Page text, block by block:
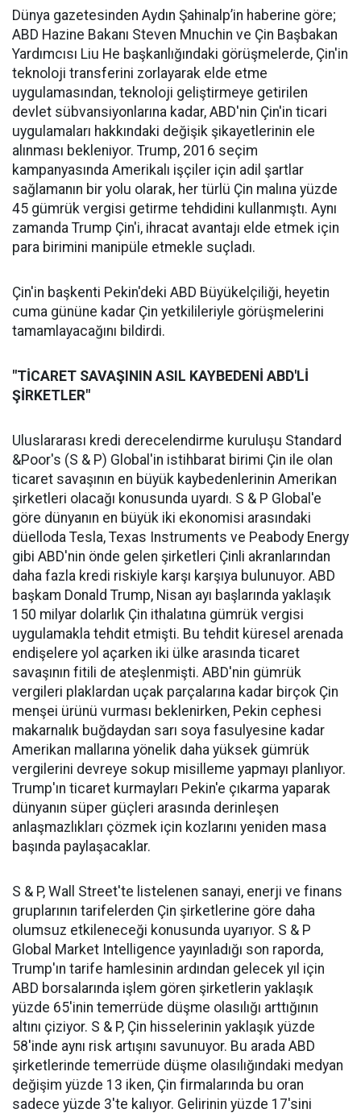
Dünya gazetesinden Aydın Şahinalp’in haberine göre;
ABD Hazine Bakanı Steven Mnuchin ve Çin Başbakan
Yardımcısı Liu He başkanlığındaki görüşmelerde, Çin'in
teknoloji transferini zorlayarak elde etme
uygulamasından, teknoloji geliştirmeye getirilen
devlet sübvansiyonlarına kadar, ABD'nin Çin'in ticari
uygulamaları hakkındaki değişik şikayetlerinin ele
alınması bekleniyor. Trump, 2016 seçim
kampanyasında Amerikalı işçiler için adil şartlar
sağlamanın bir yolu olarak, her türlü Çin malına yüzde
45 gümrük vergisi getirme tehdidini kullanmıştı. Aynı
zamanda Trump Çin'i, ihracat avantajı elde etmek için
para birimini manipüle etmekle suçladı.
Çin'in başkenti Pekin'deki ABD Büyükelçiliği, heyetin
cuma gününe kadar Çin yetkilileriyle görüşmelerini
tamamlayacağını bildirdi.
"TİCARET SAVAŞININ ASIL KAYBEDENİ ABD'Lİ
ŞİRKETLER"
Uluslararası kredi derecelendirme kuruluşu Standard
&Poor's (S & P) Global'in istihbarat birimi Çin ile olan
ticaret savaşının en büyük kaybedenlerinin Amerikan
şirketleri olacağı konusunda uyardı. S & P Global'e
göre dünyanın en büyük iki ekonomisi arasındaki
düelloda Tesla, Texas Instruments ve Peabody Energy
gibi ABD'nin önde gelen şirketleri Çinli akranlarından
daha fazla kredi riskiyle karşı karşıya bulunuyor. ABD
başkam Donald Trump, Nisan ayı başlarında yaklaşık
150 milyar dolarlık Çin ithalatına gümrük vergisi
uygulamakla tehdit etmişti. Bu tehdit küresel arenada
endişelere yol açarken iki ülke arasında ticaret
savaşının fitili de ateşlenmişti. ABD'nin gümrük
vergileri plaklardan uçak parçalarına kadar birçok Çin
menşei ürünü vurması beklenirken, Pekin cephesi
makarnalık buğdaydan sarı soya fasulyesine kadar
Amerikan mallarına yönelik daha yüksek gümrük
vergilerini devreye sokup misilleme yapmayı planlıyor.
Trump'ın ticaret kurmayları Pekin'e çıkarma yaparak
dünyanın süper güçleri arasında derinleşen
anlaşmazlıkları çözmek için kozlarını yeniden masa
başında paylaşacaklar.
S & P, Wall Street'te listelenen sanayi, enerji ve finans
gruplarının tarifelerden Çin şirketlerine göre daha
olumsuz etkileneceği konusunda uyarıyor. S & P
Global Market Intelligence yayınladığı son raporda,
Trump'ın tarife hamlesinin ardından gelecek yıl için
ABD borsalarında işlem gören şirketlerin yaklaşık
yüzde 65'inin temerrüde düşme olasılığı arttığının
altını çiziyor. S & P, Çin hisselerinin yaklaşık yüzde
58'inde aynı risk artışını savunuyor. Bu arada ABD
şirketlerinde temerrüde düşme olasılığındaki medyan
değişim yüzde 13 iken, Çin firmalarında bu oran
sadece yüzde 3'te kalıyor. Gelirinin yüzde 17'sini